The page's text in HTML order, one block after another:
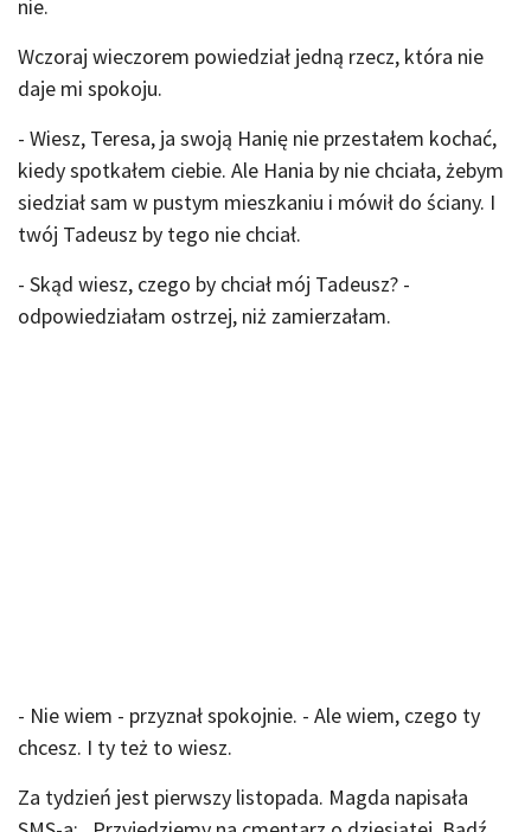
nie.
Wczoraj wieczorem powiedział jedną rzecz, która nie
daje mi spokoju.
- Wiesz, Teresa, ja swoją Hanię nie przestałem kochać,
kiedy spotkałem ciebie. Ale Hania by nie chciała, żebym
siedział sam w pustym mieszkaniu i mówił do ściany. I
twój Tadeusz by tego nie chciał.
- Skąd wiesz, czego by chciał mój Tadeusz? -
odpowiedziałam ostrzej, niż zamierzałam.
- Nie wiem - przyznał spokojnie. - Ale wiem, czego ty
chcesz. I ty też to wiesz.
Za tydzień jest pierwszy listopada. Magda napisała